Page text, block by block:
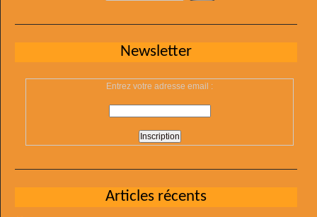
Newsletter
Entrez votre adresse email :
Articles récents